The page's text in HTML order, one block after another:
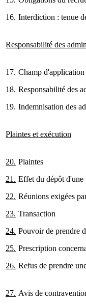
16. Interdiction : tenue
Responsabilité des
17.
18.
19.
Champ
Responsabilité des
Indemnisation des
Plaintes et exécution
20.
21.
22.
23.
24.
25.
26.
Plaintes
Effet du dépôt d'une
Réunions exigées
Transaction
Pouvoir de prendre
Prescription
Refus de prendre
27. Avis de